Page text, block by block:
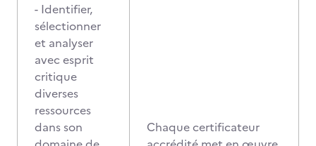
- Identifier,
sélectionner
et analyser
avec esprit
critique
diverses
ressources
dans son
Chaque certificateur